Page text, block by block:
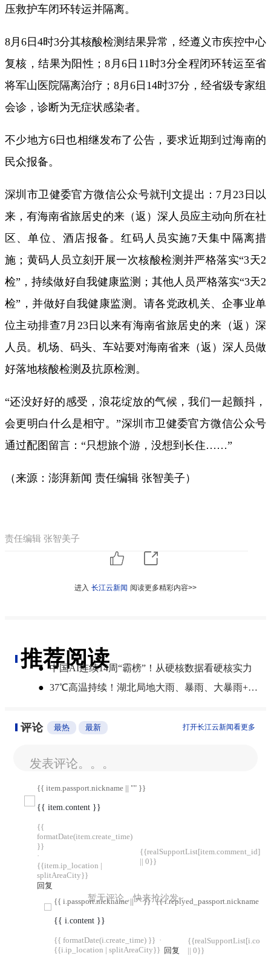
压救护车闭环转运并隔离。
8月6日4时3分其核酸检测结果异常，经遵义市疾控中心
复核，结果为阳性；8月6日11时3分全程闭环转运至省
将军山医院隔离治疗；8月6日14时37分，经省级专家组
会诊，诊断为无症状感染者。
不少地方6日也相继发布了公告，要求近期到过海南的
民众报备。
深圳市卫健委官方微信公众号就刊文提出：7月23日以
来，有海南省旅居史的来（返）深人员应主动向所在社
区、单位、酒店报备。红码人员实施7天集中隔离措
施；黄码人员立刻开展一次核酸检测并严格落实“3天2
检”，持续做好自我健康监测；其他人员严格落实“3天2
检”，并做好自我健康监测。请各党政机关、企事业单
位主动排查7月23日以来有海南省旅居史的来（返）深
人员。机场、码头、车站要对海南省来（返）深人员做
好落地核酸检测及抗原检测。
“还没好好的感受，浪花绽放的气候，我们一起颤抖，
会更明白什么是相守。”深圳市卫健委官方微信公众号
通过配图留言：“只想旅个游，没想到长住……”
（来源：澎湃新闻 责任编辑 张智美子）
责任编辑 张智美子
进入 长江云新闻 阅读更多精彩内容>>
推荐阅读
● 中国AI连续14周“霸榜”！从硬核数据看硬核实力
●
37℃高温持续！湖北局地大雨、暴雨、大暴雨+最高9级雷暴大风
评论 最热 最新 打开长江云新闻看更多
发表评论。。。
{{ item.passport.nickname || "" }}
{{ item.content }}
{{
formatDate(item.create_time)
}}
·
{{item.ip_location |
splitAreaCity}}
回复
{{realSupportList[item.comment_id]
|| 0}}
{{ i.passport.nickname || "" }} {{ i.replyed_passport.nickname ||
{{ i.content }}
{{ formatDate(i.create_time) }} ·
{{i.ip_location | splitAreaCity}} 回复
|| 0}}
暂无评论，快来抢沙发~